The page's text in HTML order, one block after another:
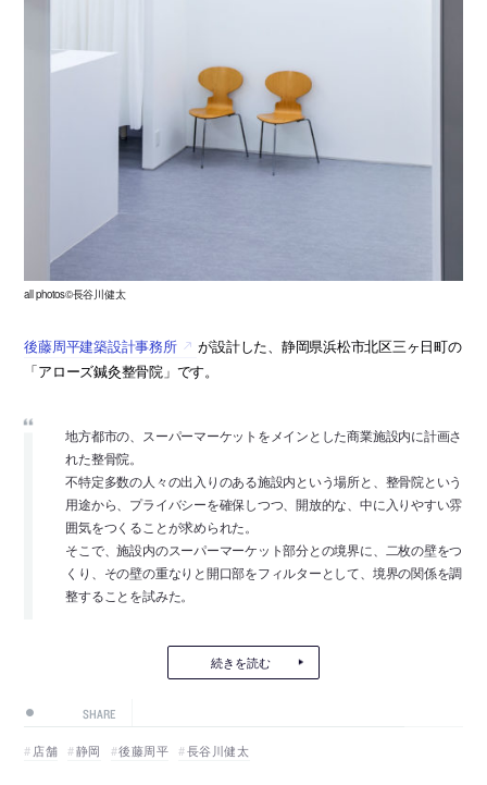
all photos©長谷川健太
後藤周平建築設計事務所
が設計した、静岡県浜松市北区三ヶ日町の
「アローズ鍼灸整骨院」です。
地方都市の、スーパーマーケットをメインとした商業施設内に計画さ
れた整骨院。
不特定多数の人々の出入りのある施設内という場所と、整骨院という
用途から、プライバシーを確保しつつ、開放的な、中に入りやすい雰
囲気をつくることが求められた。
そこで、施設内のスーパーマーケット部分との境界に、二枚の壁をつ
くり、その壁の重なりと開口部をフィルターとして、境界の関係を調
整することを試みた。
続きを読む
SHARE
店舗 静岡 後藤周平 長谷川健太